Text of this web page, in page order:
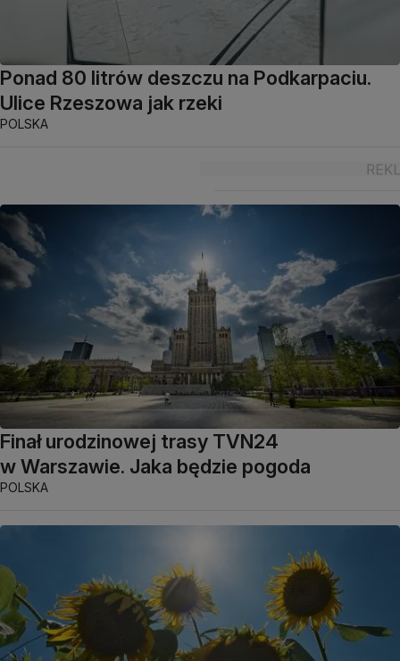
Ponad 80 litrów deszczu na Podkarpaciu.
Ulice Rzeszowa jak rzeki
POLSKA
Finał urodzinowej trasy TVN24
w Warszawie. Jaka będzie pogoda
POLSKA